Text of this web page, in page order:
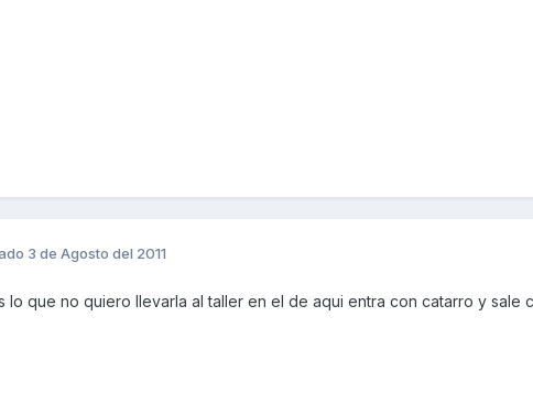
3 de Agosto del 2011
lo que no quiero llevarla al taller en el de aqui entra con catarro y sale